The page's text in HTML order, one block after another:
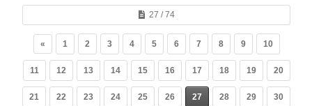
27 / 74
« 1 2 3 4 5 6 7 8 9 10
11 12 13 14 15 16 17 18 19 20
21 22 23 24 25 26 27 28 29 30